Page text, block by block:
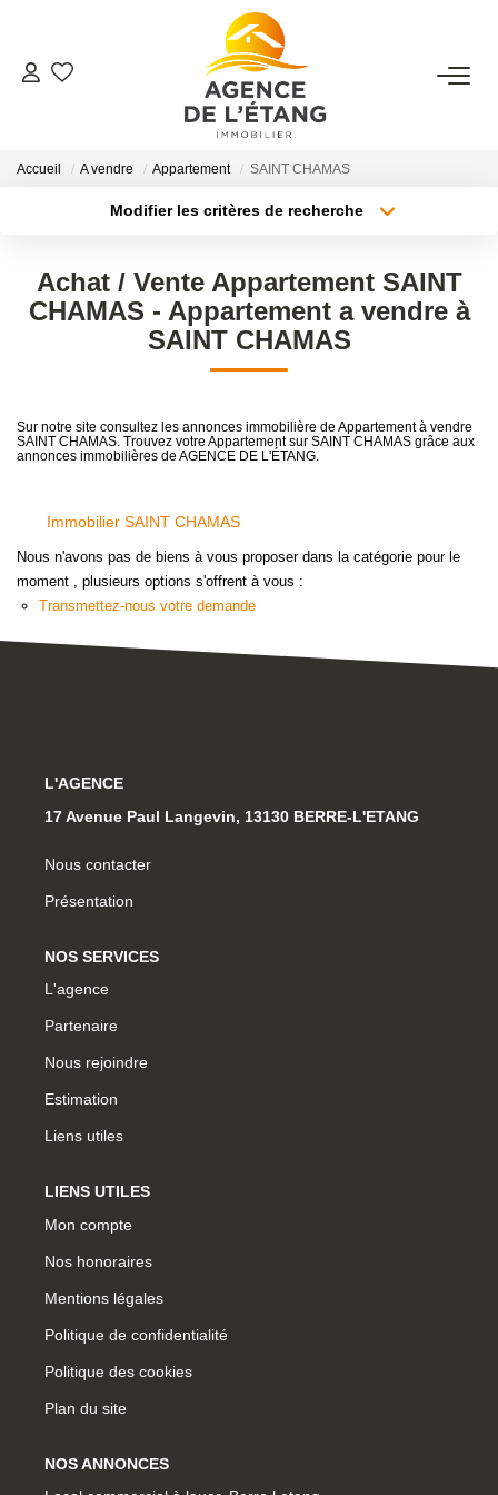
ACHETER
LOUER
FAIRE GÉRER
Faire Gérer Son Bien
Protéger Son Bien
OUTILS
NOTRE ÉQUIPE
CONTACT
Accueil A vendre Appartement SAINT CHAMAS
Modifier les critères de recherche
Sélectionnez...
Type de bien
Surface min
Achat / Vente Appartement SAINT
CHAMAS - Appartement a vendre à
SAINT CHAMAS
Sur notre site consultez les annonces immobilière de Appartement à vendre
SAINT CHAMAS. Trouvez votre Appartement sur SAINT CHAMAS grâce aux
annonces immobilières de AGENCE DE L'ÉTANG.
Immobilier SAINT CHAMAS
Nous n'avons pas de biens à vous proposer dans la catégorie pour le
moment , plusieurs options s'offrent à vous :
Transmettez-nous votre demande
L'AGENCE
17 Avenue Paul Langevin, 13130 BERRE-L'ETANG
Nous contacter
Présentation
NOS SERVICES
L'agence
Partenaire
Nous rejoindre
Estimation
Liens utiles
LIENS UTILES
Mon compte
Nos honoraires
Mentions légales
Politique de confidentialité
Politique des cookies
Plan du site
NOS ANNONCES